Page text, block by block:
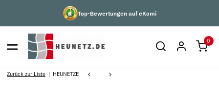
Top-Bewertungen auf eKomi
0
Zurück zur Liste HEUNETZE